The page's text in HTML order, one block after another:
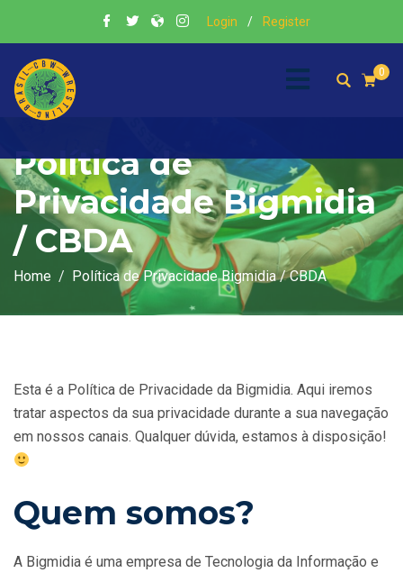
Login / Register
0
Política de
Privacidade Bigmidia
/ CBDA
Home Política de Privacidade Bigmidia / CBDA
Esta é a Política de Privacidade da Bigmidia. Aqui iremos
tratar aspectos da sua privacidade durante a sua navegação
em nossos canais. Qualquer dúvida, estamos à disposição!
Quem somos?
A Bigmidia é uma empresa de Tecnologia da Informação e